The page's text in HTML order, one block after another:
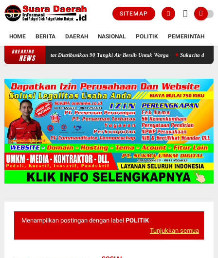
SITEMAP
HOME BERITA DAERAH NASIONAL POLITIK PEMERINTAH
BREAKING
NEWS Selama Kemarau : Posko Relawan Ganefo Tangen Mencatat
Menampilkan postingan dengan label POLITIK
Tunjukkan semua